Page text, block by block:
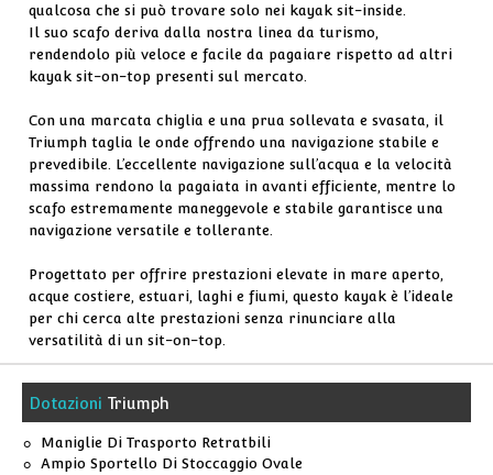
qualcosa che si può trovare solo nei kayak sit-inside.
Il suo scafo deriva dalla nostra linea da turismo,
rendendolo più veloce e facile da pagaiare rispetto ad altri
kayak sit-on-top presenti sul mercato.
Con una marcata chiglia e una prua sollevata e svasata, il
Triumph taglia le onde offrendo una navigazione stabile e
prevedibile. L’eccellente navigazione sull’acqua e la velocità
massima rendono la pagaiata in avanti efficiente, mentre lo
scafo estremamente maneggevole e stabile garantisce una
navigazione versatile e tollerante.
Progettato per offrire prestazioni elevate in mare aperto,
acque costiere, estuari, laghi e fiumi, questo kayak è l’ideale
per chi cerca alte prestazioni senza rinunciare alla
versatilità di un sit-on-top.
Dotazioni Triumph
Maniglie Di Trasporto Retratbili
Ampio Sportello Di Stoccaggio Ovale